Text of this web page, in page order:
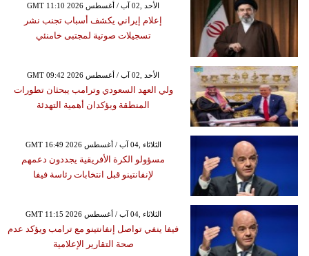
GMT 11:10 2026 الأحد ,02 آب / أغسطس
إعلام إيراني يكشف أسباب تجنب نشر
تسجيلات صوتية لمجتبى خامنئي
GMT 09:42 2026 الأحد ,02 آب / أغسطس
ولي العهد السعودي وترامب يبحثان تطورات
المنطقة ويؤكدان أهمية التهدئة
GMT 16:49 2026 الثلاثاء ,04 آب / أغسطس
مسؤولو الكرة الأفريقية يجددون دعمهم
لإنفانتينو قبل انتخابات رئاسة فيفا
GMT 11:15 2026 الثلاثاء ,04 آب / أغسطس
فيفا ينفي تواصل إنفانتينو مع ترامب ويؤكد عدم
صحة التقارير الإعلامية